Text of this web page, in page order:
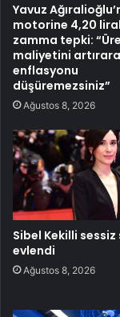
Yavuz
motorine 4,20
zamma tepki:
maliyetini
enflasyonu
düşüremezsiniz”
Ağustos 8, 2026
Sibel Kekilli sessiz
evlendi
Ağustos 8, 2026